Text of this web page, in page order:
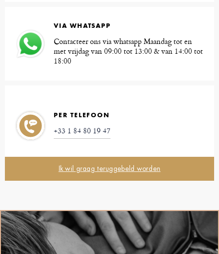
VIA WHATSAPP
Contacteer ons via whatsapp Maandag tot en
met vrijdag van 09:00 tot 13:00 & van 14:00 tot
18:00
PER TELEFOON
+33 1 84 80 19 47
Ik wil graag teruggebeld worden